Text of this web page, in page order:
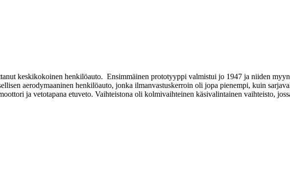
keskikokoinen henkilöauto. Ensimmäinen prototyyppi valmistui jo 1947 ja niiden
aerodymaaninen henkilöauto, jonka ilmanvastuskerroin oli jopa pienempi, kuin
ja vetotapana etuveto. Vaihteistona oli kolmivaihteinen käsivalintainen vaihteisto,